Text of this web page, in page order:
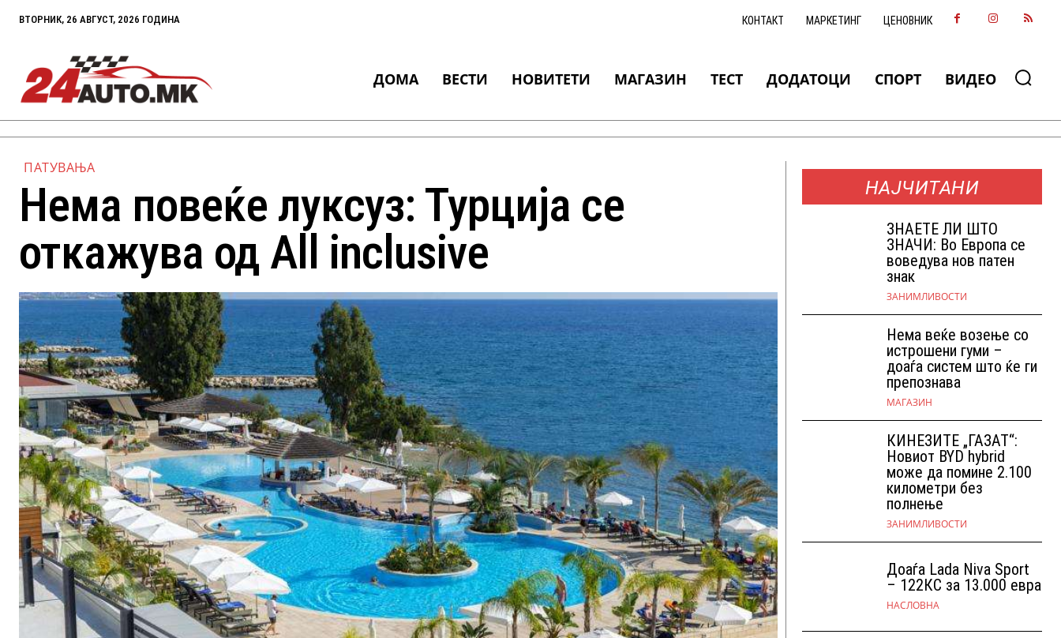
ВТОРНИК, 26 АВГУСТ, 2026 ГОДИНА КОНТАКТ МАРКЕТИНГ ЦЕНОВНИК
ДОМА ВЕСТИ НОВИТЕТИ МАГАЗИН ТЕСТ ДОДАТОЦИ СПОРТ ВИДЕО
ПАТУВАЊА
Нема повеќе луксуз: Турција се
откажува од All inclusive
НАЈЧИТАНИ
ЗНАEТЕ ЛИ ШТО
ЗНАЧИ: Во Европа се
воведува нов патен
знак
ЗАНИМЛИВОСТИ
Нема веќе возење со
истрошени гуми –
доаѓа систем што ќе ги
препознава
МАГАЗИН
КИНЕЗИТЕ „ГАЗАТ“:
Новиот BYD hybrid
може да помине 2.100
километри без
полнење
ЗАНИМЛИВОСТИ
Доаѓа Lada Niva Sport
– 122КС за 13.000 евра
НАСЛОВНА